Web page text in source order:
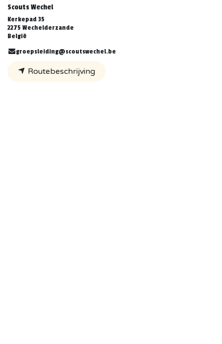
Scouts Wechel
Kerkepad 35
2275 Wechelderzande
België
groepsleiding@scoutswechel.be
Routebeschrijving